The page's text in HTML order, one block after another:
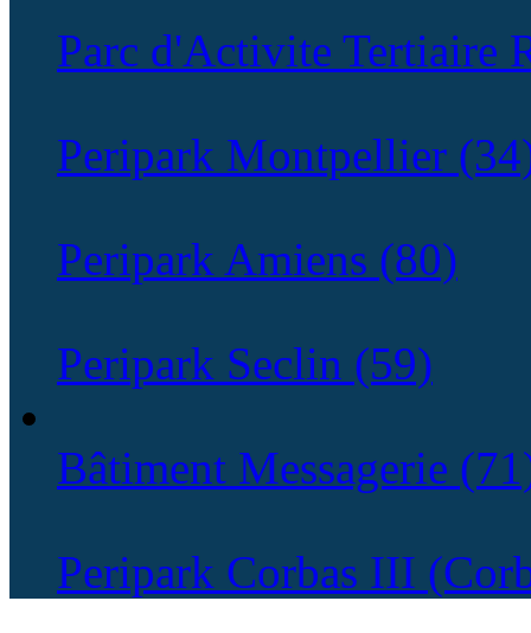
Parc d'Activite Tertiaire
Peripark Montpellier
Peripark Amiens (80)
Peripark Seclin (59)
Bâtiment Messagerie
Peripark Corbas III